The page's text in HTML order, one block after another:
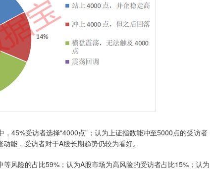
45%受访者选择“4000点”；认为上证指数能冲至5000点的受访者
能，受访者对于A股长期趋势仍较为看好。
风险的占比59%；认为A股市场为高风险的受访者占比15%；认为